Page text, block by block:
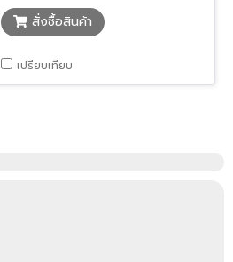
สั่งซื้อสินค้า
เปรียบเทียบ